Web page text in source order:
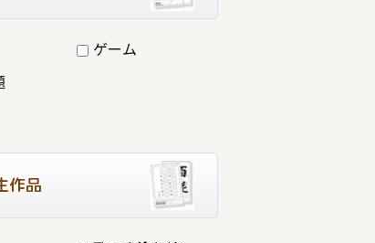
ゲーム
作品